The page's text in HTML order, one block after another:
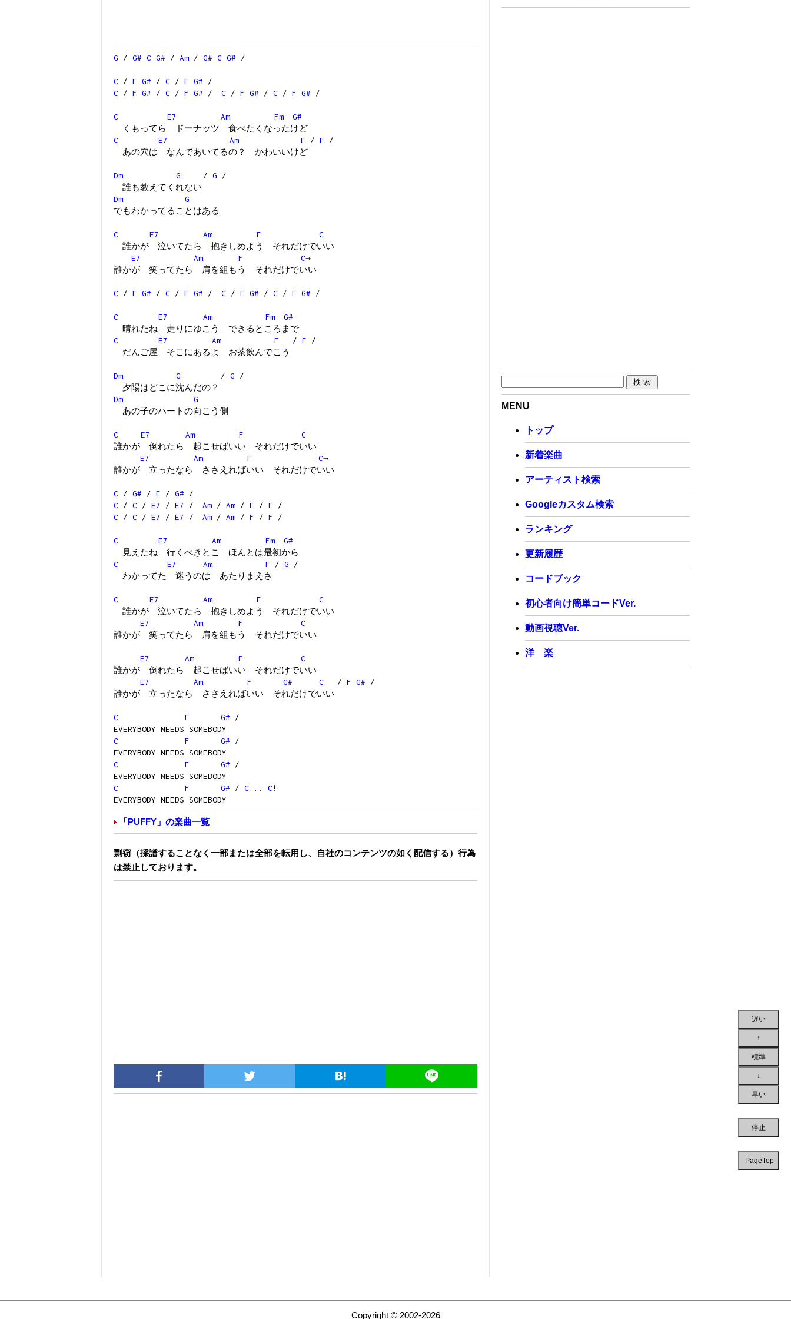
G / G# C G# / Am / G# C G# /
C / F G# / C / F G# /
C / F G# / C / F G# / C / F G# / C / F G# /
C E7 Am Fm
G#
くもってら ドーナッツ 食べたくなったけど
C
E7 Am F / F /
あの穴は なんであいてるの？ かわいいけど
Dm G / G /
誰も教えてくれない
Dm
G
でもわかってることはある
C E7 Am F
C
誰かが 泣いてたら 抱きしめよう それだけでいい
E7
Am F C→
誰かが 笑ってたら 肩を組もう それだけでいい
C / F G# / C / F G# / C / F G# / C / F G# /
C E7 Am Fm
G#
晴れたね 走りにゆこう できるところまで
C
E7 Am F / F /
だんご屋 そこにあるよ お茶飲んでこう
Dm G / G /
夕陽はどこに沈んだの？
Dm
G
あの子のハートの向こう側
C E7 Am F
C
誰かが 倒れたら 起こせばいい それだけでいい
E7
Am F C→
誰かが 立ったなら ささえればいい それだけでいい
C / G# / F / G# /
C / C / E7 / E7 / Am / Am / F / F /
C / C / E7 / E7 / Am / Am / F / F /
C E7 Am Fm
G#
見えたね 行くべきとこ ほんとは最初から
C
E7 Am F / G /
わかってた 迷うのは あたりまえさ
C E7 Am F
C
誰かが 泣いてたら 抱きしめよう それだけでいい
E7
Am F
C
誰かが 笑ってたら 肩を組もう それだけでいい
E7 Am F
C
誰かが 倒れたら 起こせばいい それだけでいい
E7
Am F G# C / F G# /
誰かが 立ったなら ささえればいい それだけでいい
C F G# /
EVERYBODY NEEDS SOMEBODY
C
F G# /
EVERYBODY NEEDS SOMEBODY
C
F G# /
EVERYBODY NEEDS SOMEBODY
C
F G# / C... C!
EVERYBODY NEEDS SOMEBODY
「PUFFY」の楽曲一覧
剽窃（採譜することなく一部または全部を転用し、自社のコンテンツの如く配信する）行為
は禁止しております。
MENU
トップ
新着楽曲
アーティスト検索
Googleカスタム検索
ランキング
更新履歴
コードブック
初心者向け簡単コードVer.
動画視聴Ver.
洋 楽
Copyright © 2002-2026